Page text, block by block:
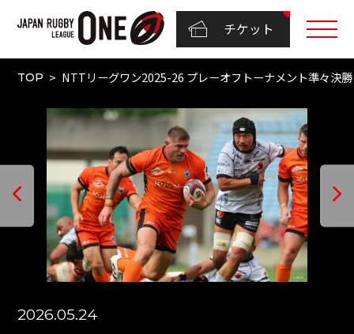
チケット
TOP NTTリーグワン2025-26 プレーオフトーナメント準々決
2026.05.24